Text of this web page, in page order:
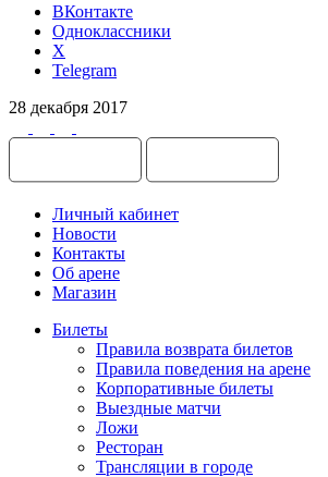
ВКонтакте
Одноклассники
X
Telegram
28 декабря 2017
Личный кабинет
Новости
Контакты
Об арене
Магазин
Билеты
Правила возврата билетов
Правила поведения на арене
Корпоративные билеты
Выездные матчи
Ложи
Ресторан
Трансляции в городе